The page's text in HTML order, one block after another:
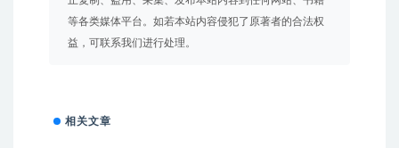
等各类媒体平台。如若本站内容侵犯了原著者的合法权
益，可联系我们进行处理。
相关文章